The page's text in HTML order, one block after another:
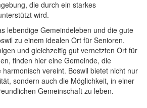
die durch ein starkes
wird.
lebendige Gemeindeleben und die gute
zu einem idealen Ort für Senioren.
und gleichzeitig gut vernetzten Ort für
finden hier eine Gemeinde, die
vereint. Boswil bietet nicht nur
sondern auch die Möglichkeit, in einer
Gemeinschaft zu leben.